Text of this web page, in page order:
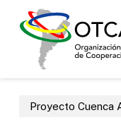
Proyecto Cuenca